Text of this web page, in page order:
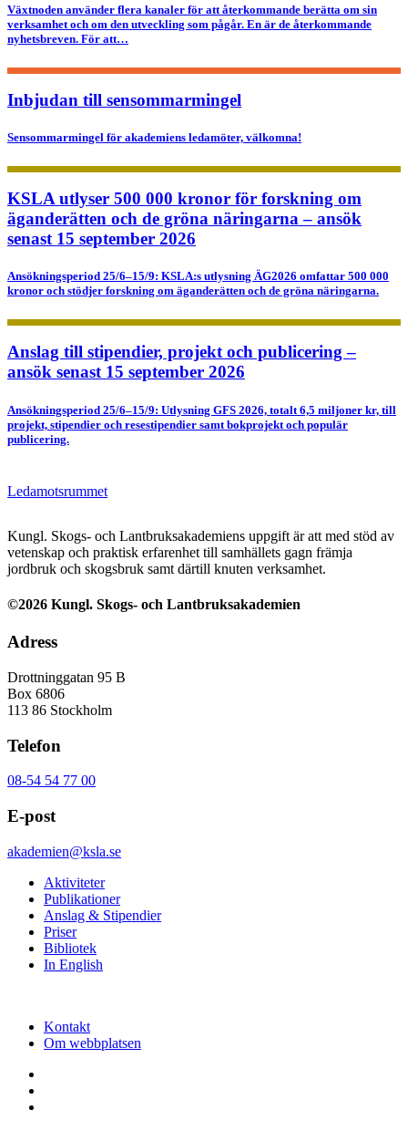
Växtnoden använder flera kanaler för att återkommande berätta om sin
verksamhet och om den utveckling som pågår. En är de återkommande
nyhetsbreven. För att…
Inbjudan till sensommarmingel
Sensommarmingel för akademiens ledamöter, välkomna!
KSLA utlyser 500 000 kronor för forskning om
äganderätten och de gröna näringarna – ansök
senast 15 september 2026
Ansökningsperiod 25/6–15/9: KSLA:s utlysning ÄG2026 omfattar 500 000
kronor och stödjer forskning om äganderätten och de gröna näringarna.
Anslag till stipendier, projekt och publicering –
ansök senast 15 september 2026
Ansökningsperiod 25/6–15/9: Utlysning GFS 2026, totalt 6,5 miljoner kr, till
projekt, stipendier och resestipendier samt bokprojekt och populär
publicering.
Ledamotsrummet
Kungl. Skogs- och Lantbruksakademiens uppgift är att med stöd av
vetenskap och praktisk erfarenhet till samhällets gagn främja
jordbruk och skogsbruk samt därtill knuten verksamhet.
©2026 Kungl. Skogs- och Lantbruksakademien
Adress
Drottninggatan 95 B
Box 6806
113 86 Stockholm
Telefon
08-54 54 77 00
E-post
akademien@ksla.se
Aktiviteter
Publikationer
Anslag & Stipendier
Priser
Bibliotek
In English
Kontakt
Om webbplatsen